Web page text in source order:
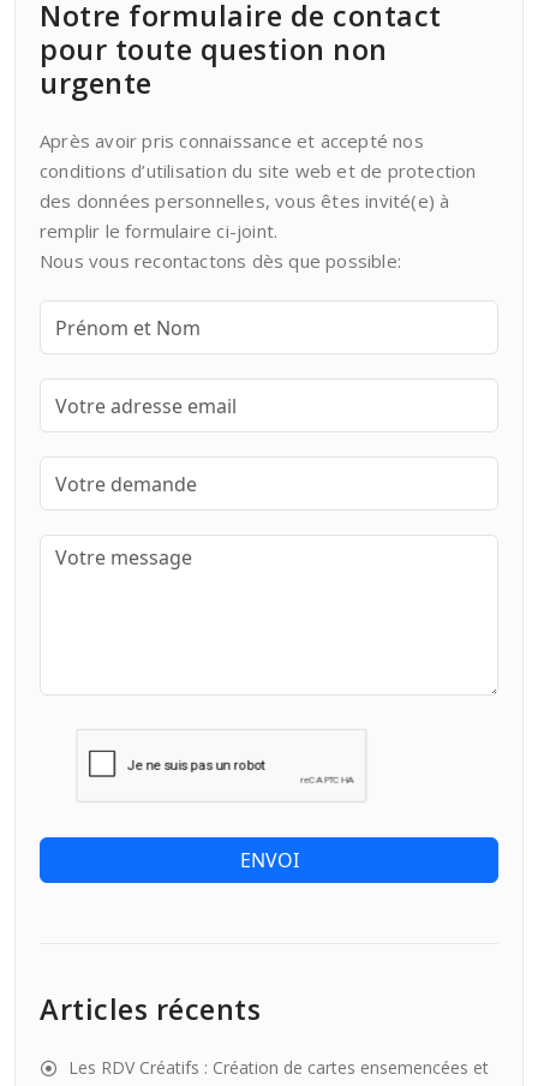
Notre formulaire de contact
pour toute question non
urgente
Après avoir pris connaissance et accepté nos
conditions d’utilisation du site web et de protection
des données personnelles, vous êtes invité(e) à
remplir le formulaire ci-joint.
Nous vous recontactons dès que possible:
ENVOI
Articles récents
Les RDV Créatifs : Création de cartes ensemencées et